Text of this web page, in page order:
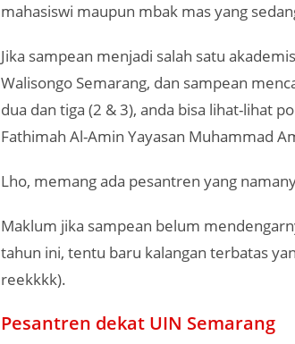
mahasiswi maupun mbak mas yang
Jika sampean menjadi salah satu
Walisongo Semarang, dan sampean
dua dan tiga (2 & 3), anda bisa lihat-lihat
Fathimah Al-Amin Yayasan Muhammad
Lho, memang ada pesantren yang
Maklum jika sampean belum
tahun ini, tentu baru kalangan terbatas
reekkkk).
Pesantren dekat UIN Semarang